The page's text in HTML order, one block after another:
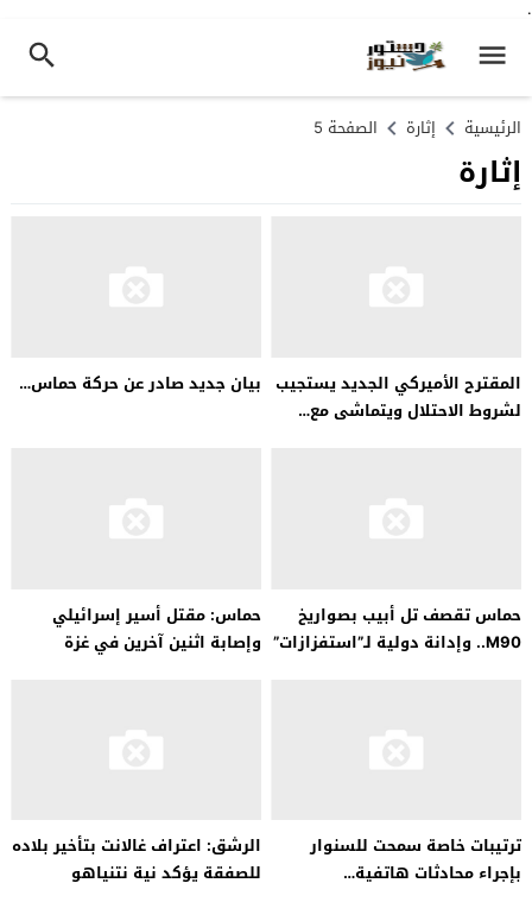
.
الرئيسية إثارة الصفحة 5
إثارة
المقترح الأميركي الجديد يستجيب
لشروط الاحتلال ويتماشى مع…
بيان جديد صادر عن حركة حماس…
حماس تقصف تل أبيب بصواريخ
M90.. وإدانة دولية لـ”استفزازات”
حماس: مقتل أسير إسرائيلي
وإصابة اثنين آخرين في غزة
ترتيبات خاصة سمحت للسنوار
بإجراء محادثات هاتفية…
الرشق: اعتراف غالانت بتأخير بلاده
للصفقة يؤكد نية نتنياهو